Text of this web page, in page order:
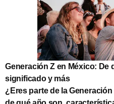
Generación Z en México: De
significado y más
¿Eres parte de la